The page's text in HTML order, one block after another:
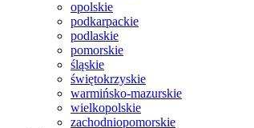
opolskie
podkarpackie
podlaskie
pomorskie
śląskie
świętokrzyskie
warmińsko-mazurskie
wielkopolskie
zachodniopomorskie